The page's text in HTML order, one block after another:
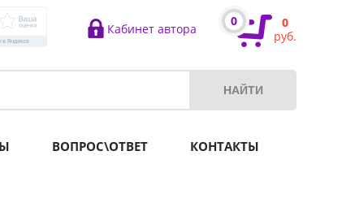
Кабинет автора
0
0
руб.
ВОПРОС\ОТВЕТ КОНТАКТЫ